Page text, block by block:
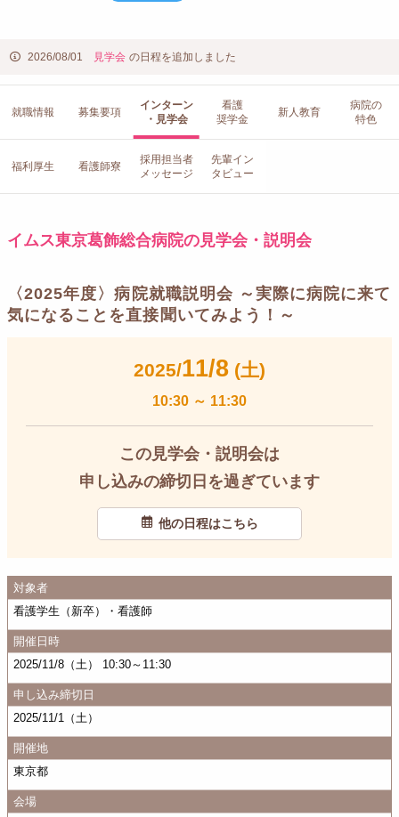
2026/08/01 見学会 の日程を追加しました
就職情報 募集要項
インターン
・見学会
看護
奨学金
新人教育
病院の
特色
福利厚生 看護師寮
採用担当者
メッセージ
先輩イン
タビュー
イムス東京葛飾総合病院の見学会・説明会
〈2025年度〉病院就職説明会 ～実際に病院に来て
気になることを直接聞いてみよう！～
2025/11/8 (土)
10:30 ～ 11:30
この見学会・説明会は
申し込みの締切日を過ぎています
他の日程はこちら
対象者
看護学生（新卒）・看護師
開催日時
2025/11/8（土） 10:30～11:30
申し込み締切日
2025/11/1（土）
開催地
東京都
会場